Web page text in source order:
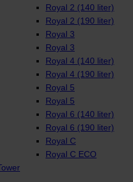
Royal 2 (140 liter)
Royal 2 (190 liter)
Royal 3
Royal 3
Royal 4 (140 liter)
Royal 4 (190 liter)
Royal 5
Royal 5
Royal 6 (140 liter)
Royal 6 (190 liter)
Royal C
Royal C ECO